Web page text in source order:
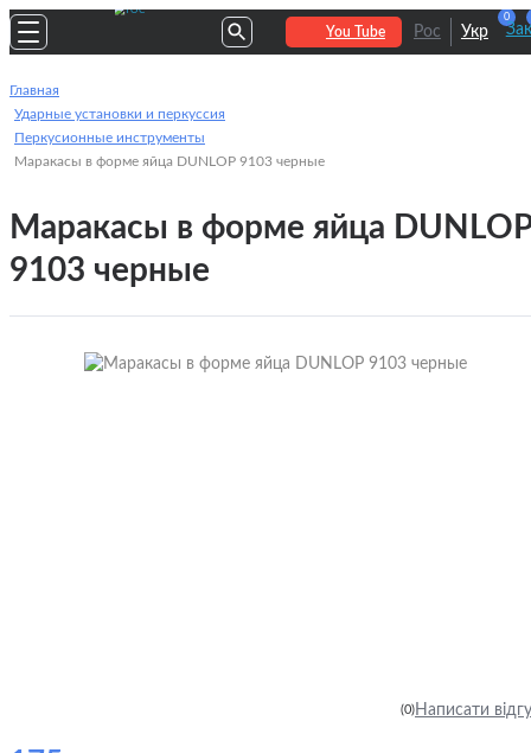
You Tube Рос Укр
0
Главная
Ударные установки и перкуссия
Перкусионные инструменты
Маракасы в форме яйца DUNLOP 9103 черные
Маракасы в форме яйца DUNLOP
9103 черные
(0)Написати